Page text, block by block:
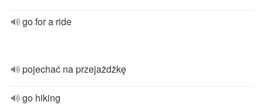
go for a ride
pojechać na przejażdżkę
go hiking